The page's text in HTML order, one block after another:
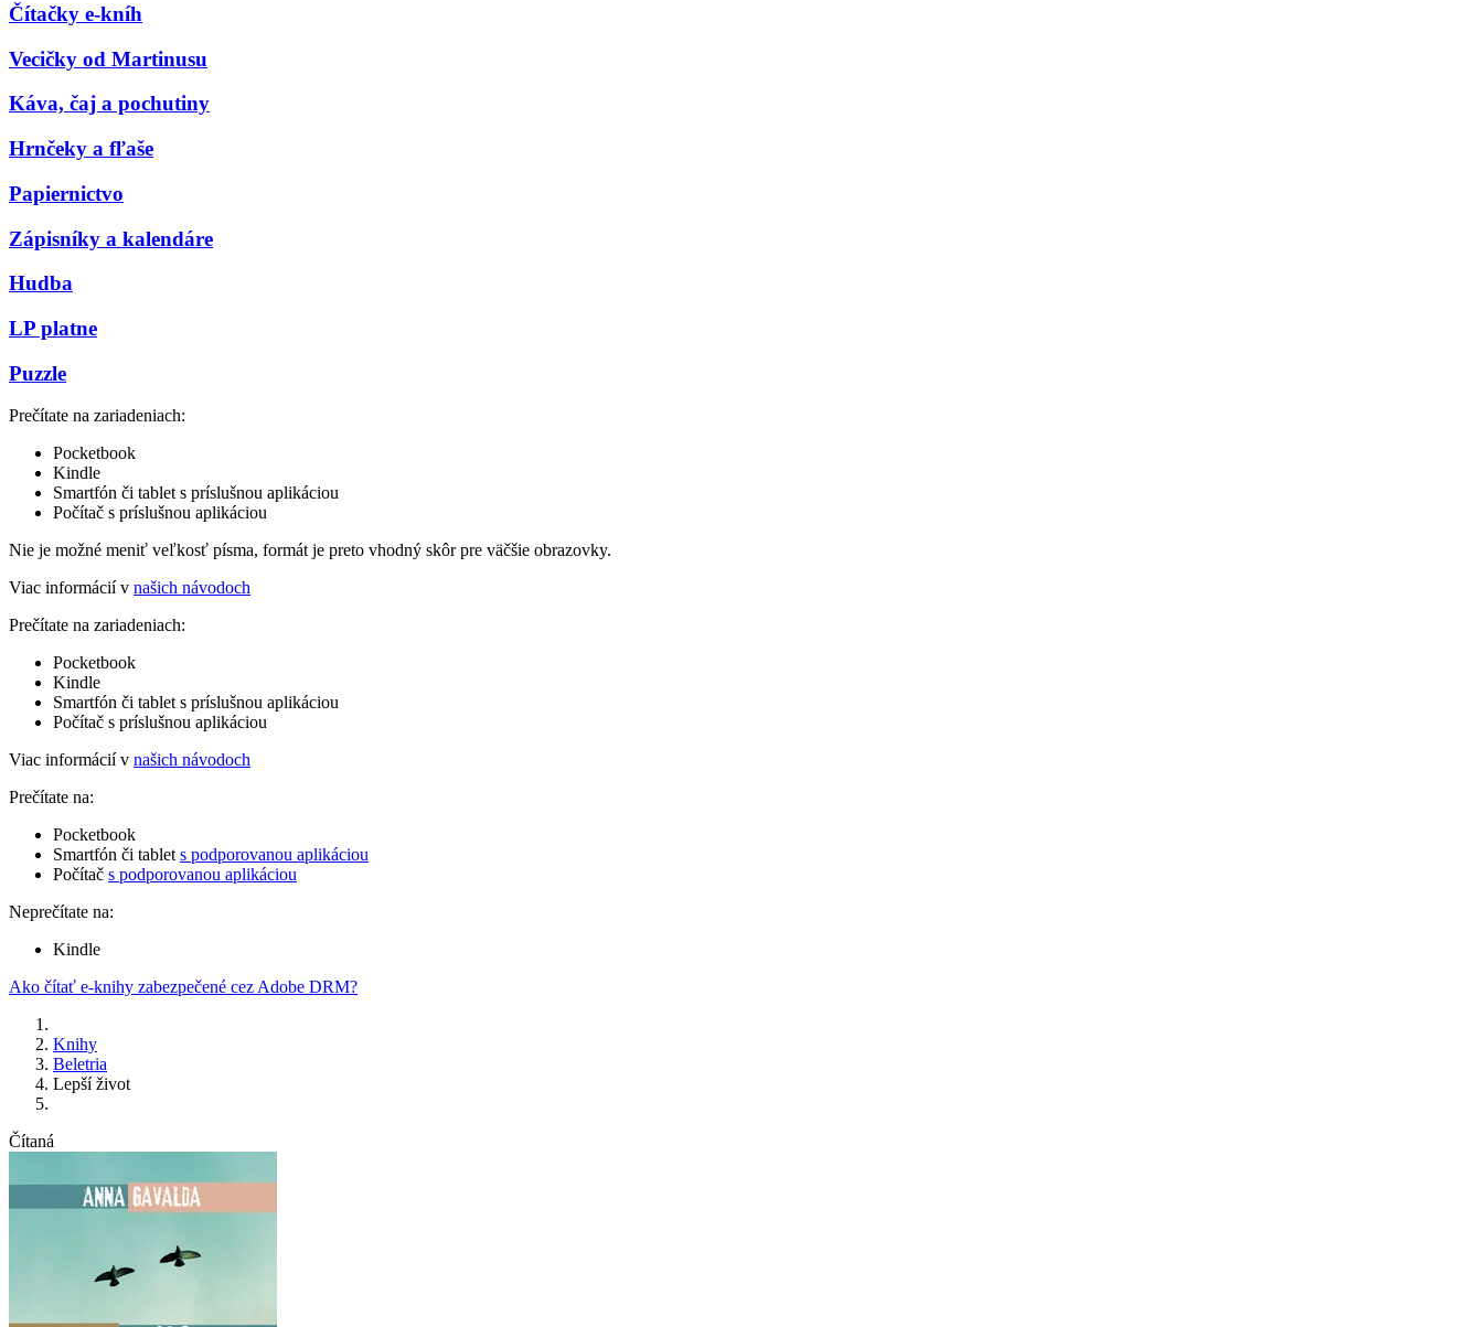
Čítačky e-kníh
Vecičky od Martinusu
Káva, čaj a pochutiny
Hrnčeky a fľaše
Papiernictvo
Zápisníky a kalendáre
Hudba
LP platne
Puzzle
Prečítate na zariadeniach:
Pocketbook
Kindle
Smartfón či tablet s príslušnou aplikáciou
Počítač s príslušnou aplikáciou
Nie je možné meniť veľkosť písma, formát je preto vhodný skôr pre väčšie obrazovky.
Viac informácií v našich návodoch
Prečítate na zariadeniach:
Pocketbook
Kindle
Smartfón či tablet s príslušnou aplikáciou
Počítač s príslušnou aplikáciou
Viac informácií v našich návodoch
Prečítate na:
Pocketbook
Smartfón či tablet s podporovanou aplikáciou
Počítač s podporovanou aplikáciou
Neprečítate na:
Kindle
Ako čítať e-knihy zabezpečené cez Adobe DRM?
Knihy
Beletria
Lepší život
Čítaná